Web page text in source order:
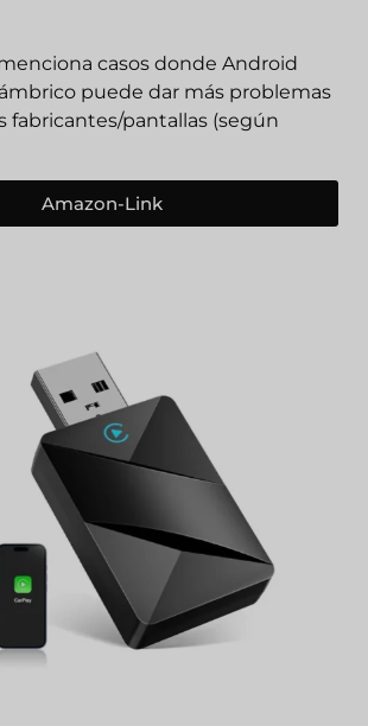
casos donde Android
puede dar más problemas
fabricantes/pantallas (según
Amazon-Link